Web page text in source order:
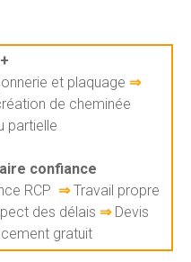
et plaquage ⇒
de cheminée
partielle
confiance
RCP ⇒Travail propre
des délais ⇒ Devis
gratuit